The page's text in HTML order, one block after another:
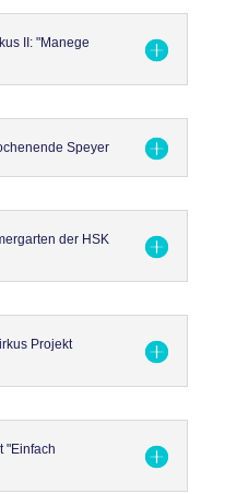
II: "Manege
Speyer
der HSK
Projekt
"Einfach